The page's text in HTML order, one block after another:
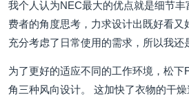
我个人认为NEC最大的优点就是细节
费者的角度思考，力求设计出既好看又
充分考虑了日常使用的需求，所以我还
为了更好的适应不同的工作环境，松下
角三种风向设计。 这加快了衣物的干燥